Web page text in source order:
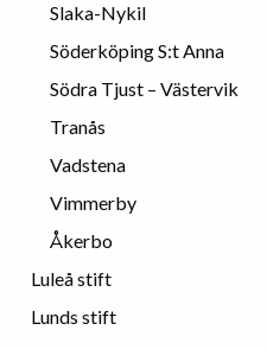
Slaka-Nykil
Söderköping S:t Anna
Södra Tjust – Västervik
Tranås
Vadstena
Vimmerby
Åkerbo
Luleå stift
Lunds stift